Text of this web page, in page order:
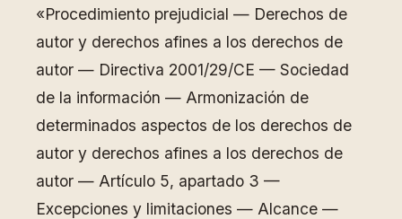
«Procedimiento prejudicial — Derechos de
autor y derechos afines a los derechos de
autor — Directiva 2001/29/CE — Sociedad
de la información — Armonización de
determinados aspectos de los derechos de
autor y derechos afines a los derechos de
autor — Artículo 5, apartado 3 —
Excepciones y limitaciones — Alcance —